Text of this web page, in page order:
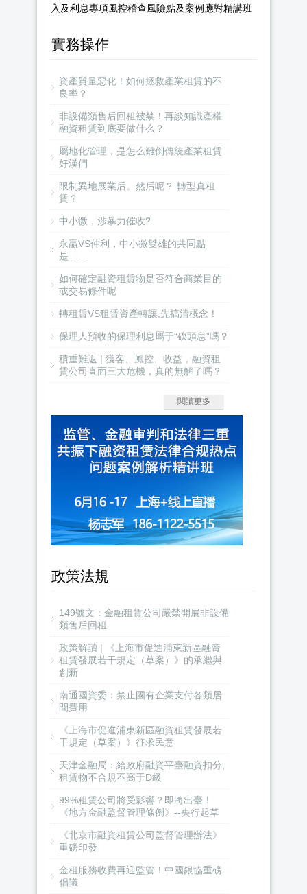
入及利息專項風控稽查風險點及案例應對精講班
實務操作
資產質量惡化！如何拯救產業租賃的不
良率？
非設備類售后回租被禁！再談知識產權
融資租賃到底要做什么？
屬地化管理，是怎么難倒傳統產業租賃
好漢們
限制異地展業后。然后呢？ 轉型真租
賃？
中小微，涉暴力催收?
永贏VS仲利，中小微雙雄的共同點
是……
如何確定融資租賃物是否符合商業目的
或交易條件呢
轉租賃VS租賃資產轉讓,先搞清概念！
保理人預收的保理利息屬于“砍頭息”嗎？
積重難返 | 獲客、風控、收益，融資租
賃公司直面三大危機，真的無解了嗎？
閱讀更多
政策法規
149號文：金融租賃公司嚴禁開展非設備
類售后回租
政策解讀 | 《上海市促進浦東新區融資
租賃發展若干規定（草案）》的承繼與
創新
南通國資委：禁止國有企業支付各類居
間費用
《上海市促進浦東新區融資租賃發展若
干規定（草案）》征求民意
天津金融局：給政府融資平臺融資扣分,
租賃物不合規不高于D級
99%租賃公司將受影響？即將出臺！
《地方金融監督管理條例》--央行起草
《北京市融資租賃公司監督管理辦法》
重磅印發
金租服務收費再迎監管！中國銀協重磅
倡議